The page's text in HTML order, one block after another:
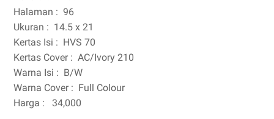
Halaman : 96
Ukuran : 14.5 x 21
Kertas Isi : HVS 70
Kertas Cover : AC/Ivory 210
Warna Isi : B/W
Warna Cover : Full Colour
Harga :
34,000